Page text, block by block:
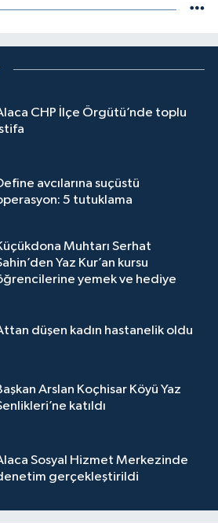
CHP İlçe Örgütü’nde toplu
avcılarına suçüstü
5 tutuklama
Muhtarı Serhat
Yaz Kur’an kursu
yemek ve hediye
düşen kadın hastanelik oldu
Arslan Koçhisar Köyü Yaz
katıldı
Sosyal Hizmet Merkezinde
gerçekleştirildi